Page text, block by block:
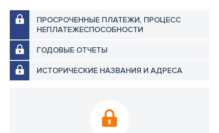
ПРОСРОЧЕННЫЕ ПЛАТЕЖИ, ПРОЦЕСС
НЕПЛАТЕЖЕСПОСОБНОСТИ
ГОДОВЫЕ ОТЧЕТЫ
ИСТОРИЧЕСКИЕ НАЗВАНИЯ И АДРЕСА